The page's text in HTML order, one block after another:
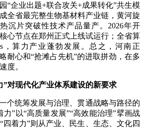
“企业出题+联合攻关+成果转化”共生模
全省最完整生物基材料产业链，黄河旋
沉片突破性技术产品量产。2026年开
心节点在郑州正式上线试运行；全省算
，算力产业蓬勃发展。总之，河南正
耐心和“抢滩占先机”的进取拼劲，在多
度。
”对现代化产业体系建设的新要求
个统筹发展与治理、贯通战略与路径的
”以“高质量发展”“高效能治理”擘画战
四着力”则从产业、民生、生态、文化四